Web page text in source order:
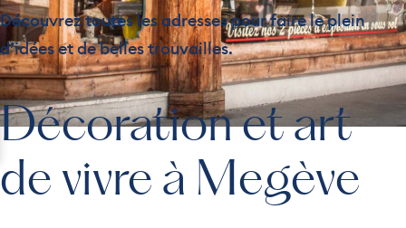
Découvrez toutes les adresses pour faire le plein
d’idées et de belles trouvailles.
Décoration et art
de vivre à Megève